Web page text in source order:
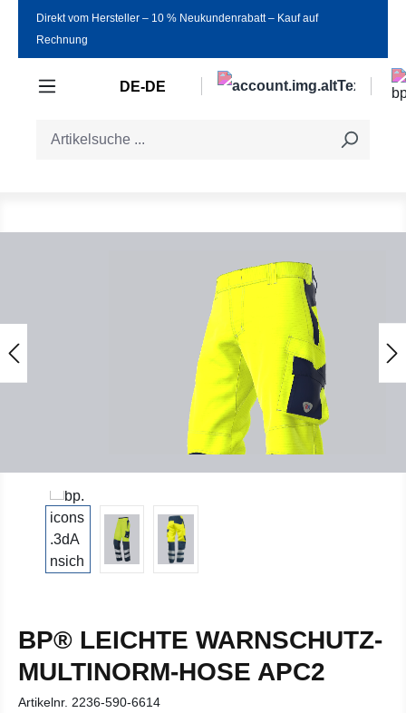
Zum Hauptinhalt springen
Direkt vom Hersteller ‒ 10 % Neukundenrabatt ‒ Kauf auf
Rechnung
DE-DE
BP® LEICHTE WARNSCHUTZ-
MULTINORM-HOSE APC2
Artikelnr. 2236-590-6614